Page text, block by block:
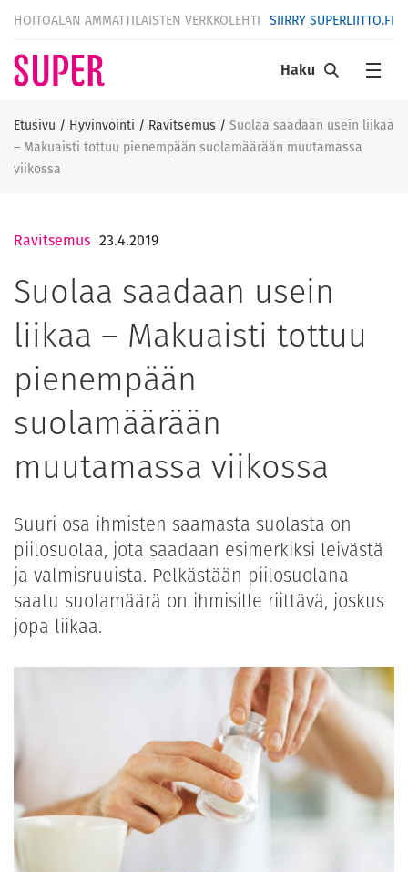
HOITOALAN AMMATTILAISTEN VERKKOLEHTI SIIRRY SUPERLIITTO.FI
Haku
Etusivu / Hyvinvointi / Ravitsemus / Suolaa saadaan usein liikaa
– Makuaisti tottuu pienempään suolamäärään muutamassa
viikossa
Ravitsemus 23.4.2019
Suolaa saadaan usein
liikaa – Makuaisti tottuu
pienempään
suolamäärään
muutamassa viikossa
Suuri osa ihmisten saamasta suolasta on
piilosuolaa, jota saadaan esimerkiksi leivästä
ja valmisruuista. Pelkästään piilosuolana
saatu suolamäärä on ihmisille riittävä, joskus
jopa liikaa.